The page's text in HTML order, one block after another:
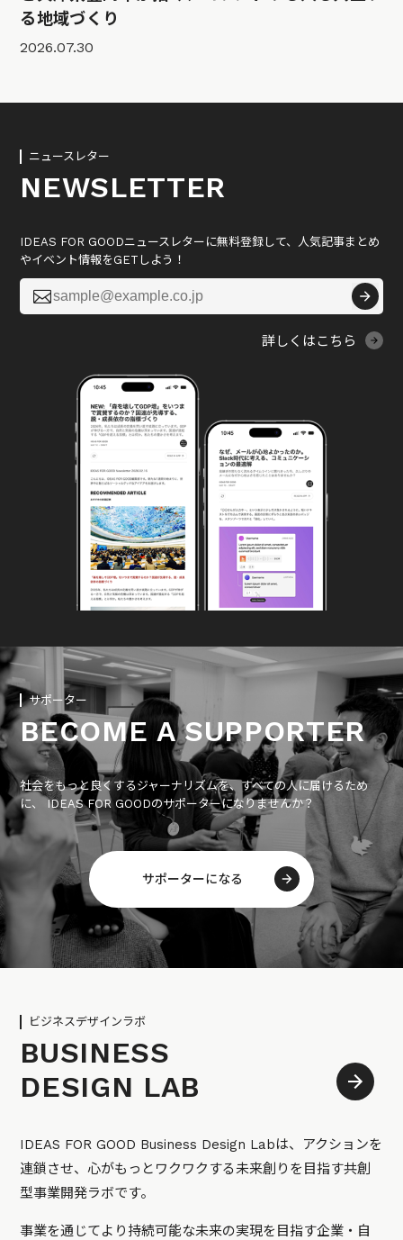
る地域づくり
2026.07.30
ニュースレター
NEWSLETTER
IDEAS FOR GOODニュースレターに無料登録して、人気記事まとめ
やイベント情報をGETしよう！

詳しくはこちら
サポーター
BECOME A SUPPORTER
社会をもっと良くするジャーナリズムを、すべての人に届けるため
に、 IDEAS FOR GOODのサポーターになりませんか？
サポーターになる
ビジネスデザインラボ
BUSINESS
DESIGN LAB
IDEAS FOR GOOD Business Design Labは、アクションを
連鎖させ、心がもっとワクワクする未来創りを目指す共創
型事業開発ラボです。
事業を通じてより持続可能な未来の実現を目指す企業・自